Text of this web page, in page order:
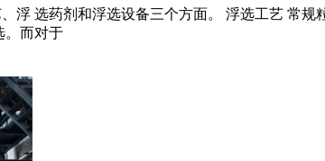
浮 选药剂和浮选设备三个方面。 浮选工艺 常
。而对于